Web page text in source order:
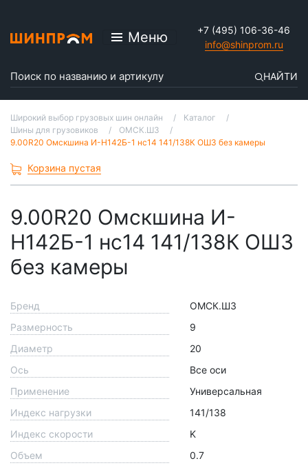
Меню
+7 (495) 106-36-46
info@shinprom.ru
НАЙТИ
Широкий выбор грузовых шин онлайн
Каталог
Шины для грузовиков
ОМСК.ШЗ
9.00R20 Омскшина И-Н142Б-1 нс14 141/138К ОШЗ без камеры
Корзина пустая
9.00R20 Омскшина И-
Н142Б-1 нс14 141/138К ОШЗ
без камеры
Бренд
ОМСК.ШЗ
Размерность
9
Диаметр
20
Ось
Все оси
Применение
Универсальная
Индекс нагрузки
141/138
Индекс скорости
K
Объем
0.7